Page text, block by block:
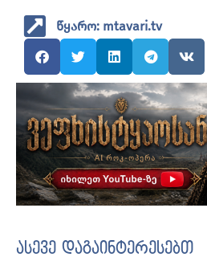
წყარო: mtavari.tv
ასევე დაგაინტერესებთ